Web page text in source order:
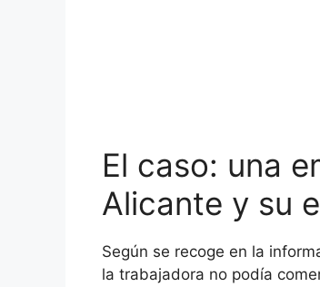
El caso: una
Alicante y su
Según se recoge en la
la trabajadora no podía